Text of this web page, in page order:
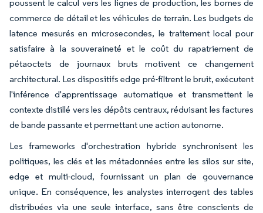
poussent le calcul vers les lignes de production, les bornes de
commerce de détail et les véhicules de terrain. Les budgets de
latence mesurés en microsecondes, le traitement local pour
satisfaire à la souveraineté et le coût du rapatriement de
pétaoctets de journaux bruts motivent ce changement
architectural. Les dispositifs edge pré-filtrent le bruit, exécutent
l'inférence d'apprentissage automatique et transmettent le
contexte distillé vers les dépôts centraux, réduisant les factures
de bande passante et permettant une action autonome.
Les frameworks d'orchestration hybride synchronisent les
politiques, les clés et les métadonnées entre les silos sur site,
edge et multi-cloud, fournissant un plan de gouvernance
unique. En conséquence, les analystes interrogent des tables
distribuées via une seule interface, sans être conscients de